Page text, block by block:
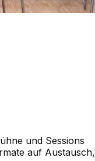
und Sessions
auf Austausch,